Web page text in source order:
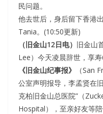
民问题。
他去世后，身后留下香港
Tania。(10:50更新)
（旧金山12日电） 旧金山
Lee）今天凌晨辞世，享寿
《旧金山纪事报》
（San
公室声明报导，李孟贤在
克柏旧金山总医院”（
Hospital），至亲好友等陪